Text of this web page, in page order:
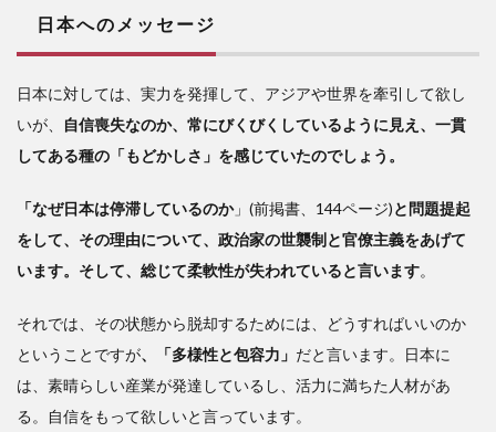
日本へのメッセージ
日本に対しては、実力を発揮して、アジアや世界を牽引して欲し
いが、
自信喪失なのか、常にびくびくしているように見え、一貫
してある種の「もどかしさ」を感じていたのでしょう。
「なぜ日本は停滞しているのか」(前掲書、144ページ)と問題提起
をして、その理由について、政治家の世襲制と官僚主義をあげて
います。そして、総じて柔軟性が失われていると言います。
それでは、その状態から脱却するためには、どうすればいいのか
ということですが、「多様性と包容力」 だと言います。日本に
は、素晴らしい産業が発達しているし、活力に満ちた人材があ
る。自信をもって欲しいと言っています。